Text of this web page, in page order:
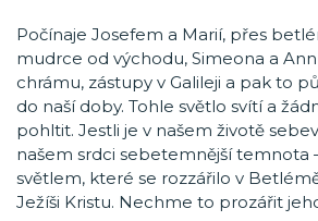
Počínaje Josefem a Marií, přes
mudrce od východu, Simeona a
chrámu, zástupy v Galileji a pak to
do naší doby. Tohle světlo svítí a
pohltit. Jestli je v našem životě
našem srdci sebetemnější temnota
světlem, které se rozzářilo v
Ježíši Kristu. Nechme to prozářit